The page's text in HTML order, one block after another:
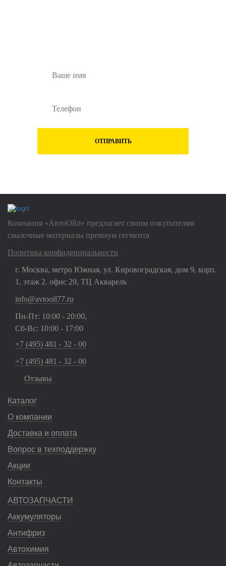
ОТПРАВИТЬ
Компания «АвтоОйл» предлагает своим покупателям
смазочные материалы премиум сегмента
Политика конфиденциальности
г. Москва, метро Южная, ул. Кировоградская, дом 9, корп.
1, этаж 2. офис 29, ТЦ Акварель
info@avtooil77.ru
Пн-Пт: 10:00 - 20:00,
Сб-Вс: 10:00 - 17:00
+7 (495) 481 - 32 - 00
+7 (495) 481 - 32 - 00
Отзывы
Каталог
О компании
Доставка и оплата
Вопрос в техподдержку
Акции
Контакты
АВТОЗАПЧАСТИ
Аккумуляторы
Антифриз
Автохимия